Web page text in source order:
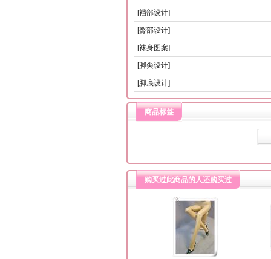
[裆部设计]
[臀部设计]
[袜身图案]
[脚尖设计]
[脚底设计]
商品标签
购买过此商品的人还购买过